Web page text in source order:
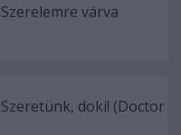
várva
doki! (Doctor